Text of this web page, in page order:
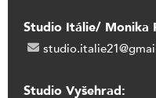
Studio Itálie/ Monika
Studio Vyšehrad: